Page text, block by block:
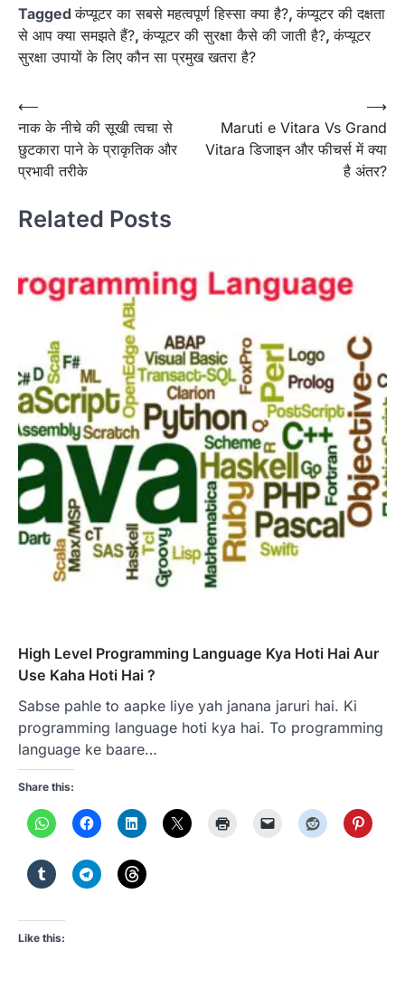
Taggedकंप्यूटर का सबसे महत्वपूर्ण हिस्सा क्या है?,कंप्यूटर की दक्षता
से आप क्या समझते हैं?,कंप्यूटर की सुरक्षा कैसे की जाती है?,कंप्यूटर
सुरक्षा उपायों के लिए कौन सा प्रमुख खतरा है?
Post
navigation
⟵
नाक के नीचे की सूखी त्वचा से
छुटकारा पाने के प्राकृतिक और
प्रभावी तरीके
Maruti e Vitara Vs Grand
Vitara डिजाइन और फीचर्स में क्या
है अंतर?
⟶
Related Posts
High Level Programming Language Kya Hoti Hai Aur
Use Kaha Hoti Hai ?
Sabse pahle to aapke liye yah janana jaruri hai. Ki
programming language hoti kya hai. To programming
language ke baare…
Share this:
Like this: